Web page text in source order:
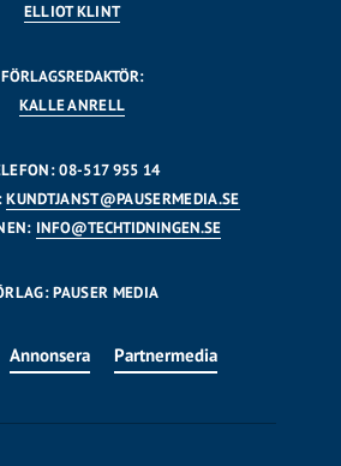
ELLIOT KLINT
FÖRLAGSREDAKTÖR:
KALLE ANRELL
08-517 955 14
KUNDTJANST@PAUSERMEDIA.SE
INFO@TECHTIDNINGEN.SE
PAUSER MEDIA
Annonsera Partnermedia